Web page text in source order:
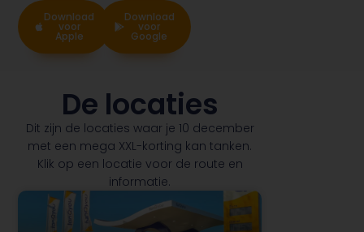
Download
voor
Apple
Download
voor
Google
De locaties
Dit zijn de locaties waar je 10 december
met een mega XXL-korting kan tanken.
Klik op een locatie voor de route en
informatie.